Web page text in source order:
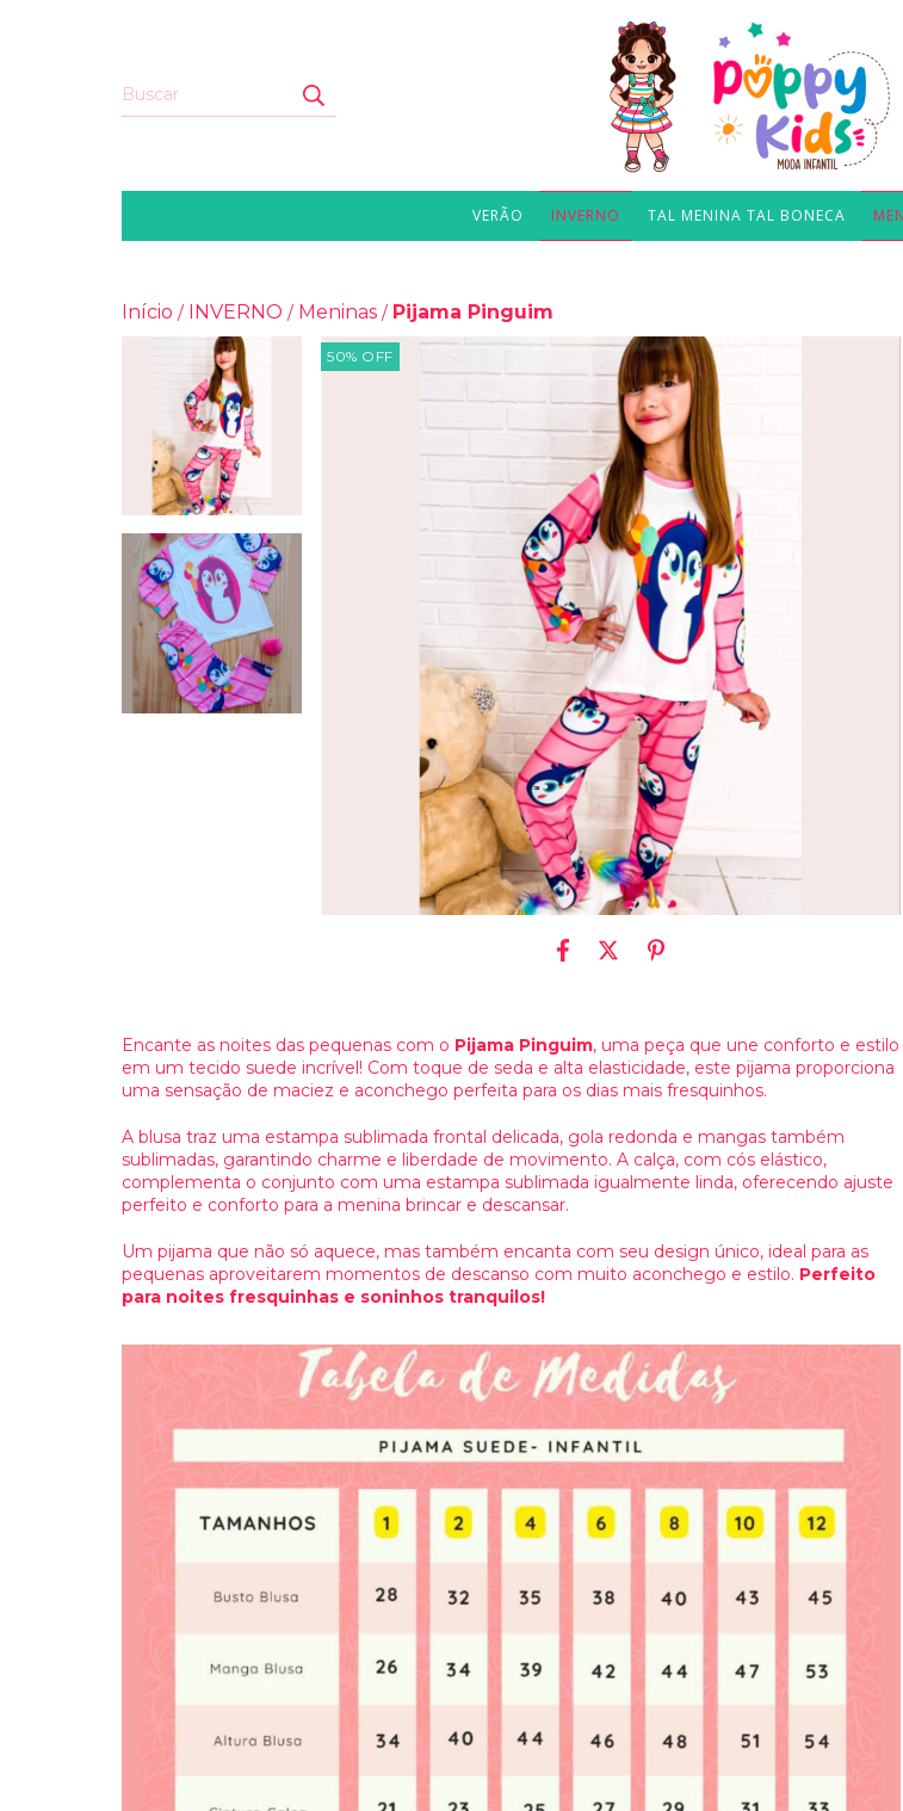
VERÃO INVERNO TAL MENINA TAL BONECA
Início / INVERNO / Meninas / Pijama Pinguim
50% OFF
Encante as noites das pequenas com o Pijama Pinguim, uma peça que une conforto e estilo
em um tecido suede incrível! Com toque de seda e alta elasticidade, este pijama proporciona
uma sensação de maciez e aconchego perfeita para os dias mais fresquinhos.
A blusa traz uma estampa sublimada frontal delicada, gola redonda e mangas também
sublimadas, garantindo charme e liberdade de movimento. A calça, com cós elástico,
complementa o conjunto com uma estampa sublimada igualmente linda, oferecendo ajuste
perfeito e conforto para a menina brincar e descansar.
Um pijama que não só aquece, mas também encanta com seu design único, ideal para as
pequenas aproveitarem momentos de descanso com muito aconchego e estilo. Perfeito
para noites fresquinhas e soninhos tranquilos!